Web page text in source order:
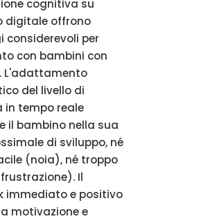
cognitiva su
digitale offrono
considerevoli per
con bambini con
L'adattamento
del livello di
in tempo reale
il bambino nella sua
di sviluppo, né
(noia), né troppo
Il
immediato e positivo
motivazione e